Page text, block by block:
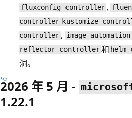
fluxconfig-controller ,
controller kustomize-
controller , image-
reflector-controller和
洞。
2026 年 5 月 -
1.22.1